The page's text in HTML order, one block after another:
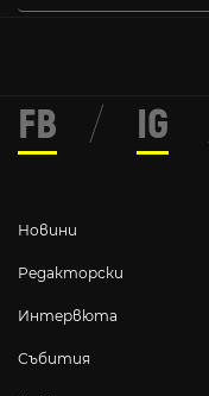
Новини
Редакторски
Интервюта
Събития
FB / IG